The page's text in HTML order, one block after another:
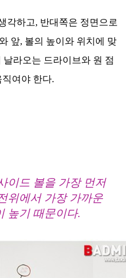
각하고, 반대쪽은 정면으로
앞, 볼의 높이와 위치에 맞
라오는 드라이브와 원 점
여야 한다.
이드 볼을 가장 먼저
위에서 가장 가까운
높기 때문이다.